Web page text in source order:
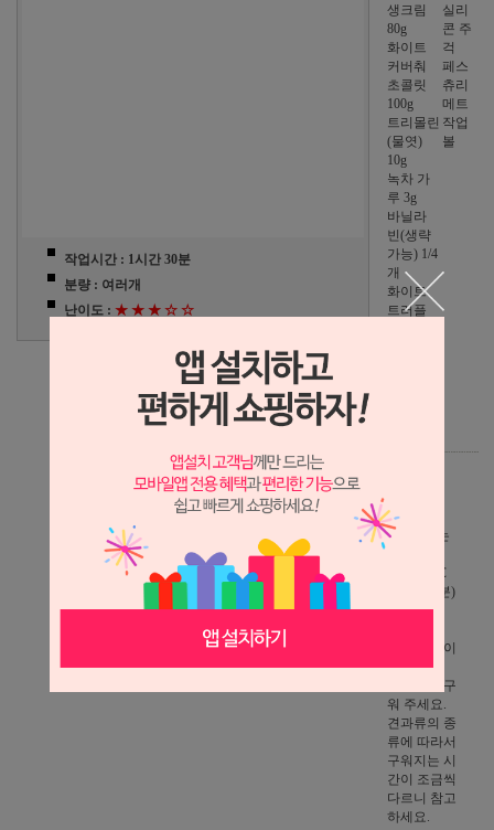
작업시간 : 1시간 30분
분량 : 여러개
난이도 : ★ ★ ★ ☆ ☆
생크림
80g
화이트
커버춰
초콜릿
100g
트리몰린
(물엿)
10g
녹차 가
루 3g
바닐라
빈(생략
가능) 1/4
개
화이트
트러플
실리
콘 주
걱
페스
츄리
메트
작업
볼
1.견과류는
150~160℃
에 10~12분)
구워 주세
또는 후라이
팬에 노릇
노릇하게 구
워 주세요.
견과류의 종
류에 따라서
구워지는 시
간이 조금씩
다르니 참고
하세요.